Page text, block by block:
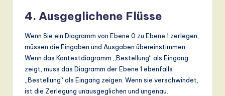
4. Ausgeglichene Flüsse
Wenn Sie ein Diagramm von Ebene 0 zu Ebene 1 zerlegen,
müssen die Eingaben und Ausgaben übereinstimmen.
Wenn das Kontextdiagramm „Bestellung“ als Eingang
zeigt, muss das Diagramm der Ebene 1 ebenfalls
„Bestellung“ als Eingang zeigen. Wenn sie verschwindet,
ist die Zerlegung unausgeglichen und ungenau.